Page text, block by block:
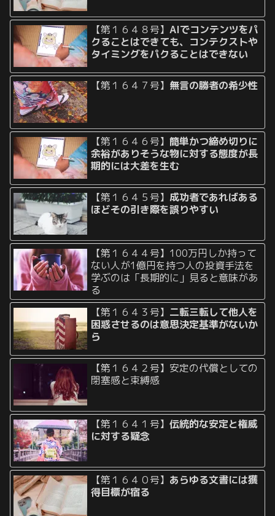
【第１６４８号】AIでコンテンツをパ
クることはできても、コンテクストや
タイミングをパクることはできない
【第１６４７号】 無言の勝者の希少性
【第１６４６号】簡単かつ締め切りに
余裕がありそうな物に対する態度が長
期的には大差を生む
【第１６４５号】成功者であればある
ほどその引き際を誤りやすい
【第１６４４号】100万円しか持って
ない人が1億円を持つ人の投資手法を
学ぶのは「長期的に」見ると意味があ
る
【第１６４３号】 二転三転して他人を
困惑させるのは意思決定基準がないか
ら
【第１６４２号】安定の代償としての
閉塞感と束縛感
【第１６４１号】伝統的な安定と権威
に対する疑念
【第１６４０号】 あらゆる文書には獲
得目標が宿る